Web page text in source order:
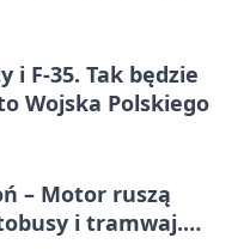
i F-35. Tak będzie
Wojska Polskiego
– Motor ruszą
i tramwaj.